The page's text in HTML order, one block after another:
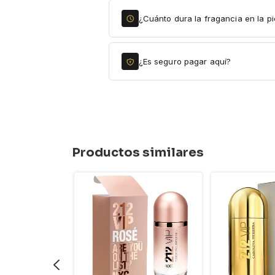
¿Cuánto dura la fragancia en la
¿Es seguro pagar aquí?
Productos similares